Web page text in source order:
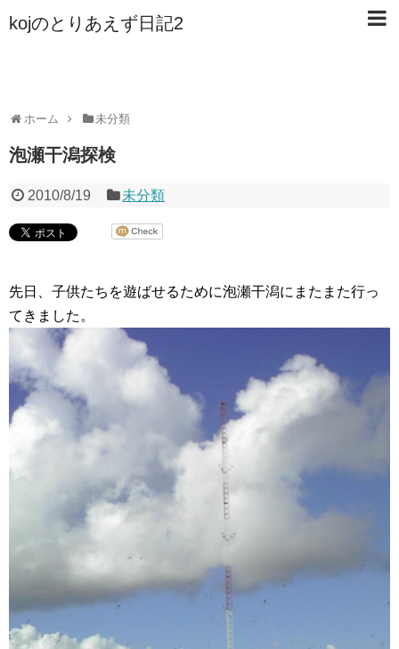
kojのとりあえず日記2
ホーム 未分類
泡瀬干潟探検
2010/8/19 未分類
先日、子供たちを遊ばせるために泡瀬干潟にまたまた行っ
てきました。